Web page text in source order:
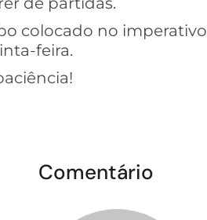
colocado no
feira.
Comentário